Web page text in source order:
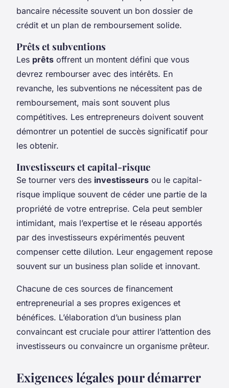
bancaire nécessite souvent un bon dossier de
crédit et un plan de remboursement solide.
Prêts et subventions
Les prêts offrent un montent défini que vous
devrez rembourser avec des intérêts. En
revanche, les subventions ne nécessitent pas de
remboursement, mais sont souvent plus
compétitives. Les entrepreneurs doivent souvent
démontrer un potentiel de succès significatif pour
les obtenir.
Investisseurs et capital-risque
Se tourner vers des investisseurs ou le capital-
risque implique souvent de céder une partie de la
propriété de votre entreprise. Cela peut sembler
intimidant, mais l’expertise et le réseau apportés
par des investisseurs expérimentés peuvent
compenser cette dilution. Leur engagement repose
souvent sur un business plan solide et innovant.
Chacune de ces sources de financement
entrepreneurial a ses propres exigences et
bénéfices. L’élaboration d’un business plan
convaincant est cruciale pour attirer l’attention des
investisseurs ou convaincre un organisme prêteur.
Exigences légales pour démarrer